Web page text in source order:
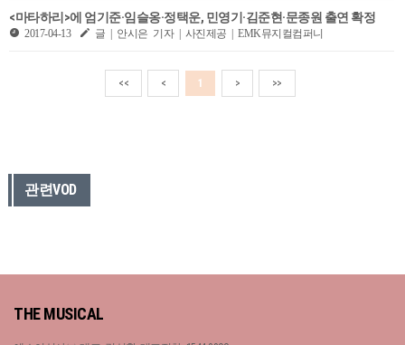
<마타하리>에 엄기준·임슬옹·정택운, 민영기·김준현·문종원 출연 확정
2017-04-13 글 | 안시은 기자 | 사진제공 | EMK뮤지컬컴퍼니
<< < 1 > >>
관련VOD
THE MUSICAL